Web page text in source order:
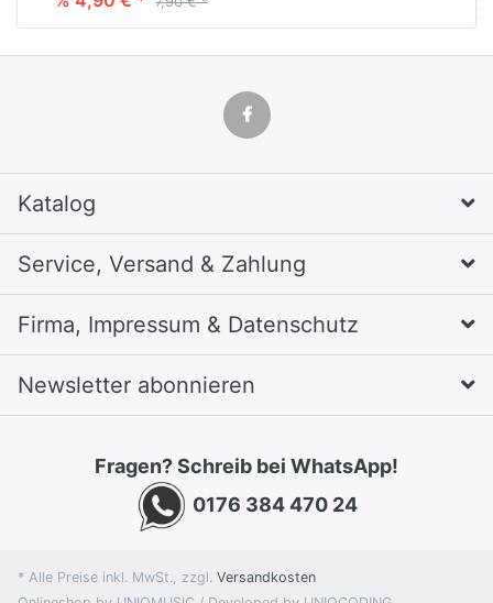
Katalog
Service, Versand & Zahlung
Firma, Impressum & Datenschutz
Newsletter abonnieren
Fragen? Schreib bei WhatsApp!
0176 384 470 24
* Alle Preise inkl. MwSt., zzgl. Versandkosten